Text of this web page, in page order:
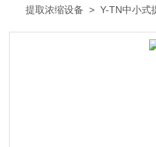
提取浓缩设备 > Y-TN中小式